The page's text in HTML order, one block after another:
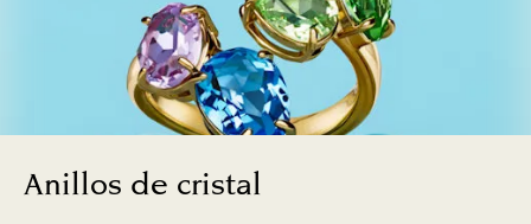
Anillos de cristal
Fecha de lanzamiento